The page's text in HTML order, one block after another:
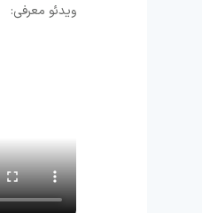
ویدئو معرفی: